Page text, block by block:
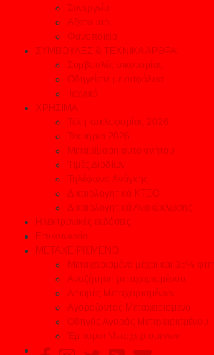
Συνεργεία
Αξεσουάρ
Φανοποιεία
ΣΥΜΒΟΥΛΕΣ & ΤΕΧΝΙΚΑ ΑΡΘΡΑ
Συμβουλές οικονομίας
Οδηγείστε με ασφάλεια
Τεχνικά
ΧΡΗΣΙΜΑ
Τέλη κυκλοφορίας 2026
Τεκμήρια 2026
Μεταβίβαση αυτοκινήτου
Τιμές Διοδίων
Τηλέφωνα Ανάγκης
Δικαιολογητικά ΚΤΕΟ
Δικαιολογητικά Ανακύκλωσης
Ηλεκτρονικές εκδόσεις
Επικοινωνία
ΜΕΤΑΧΕΙΡΙΣΜΕΝΟ
Μεταχειρισμένα μέχρι και 35%
Αναζήτηση μεταχειρισμένου
Δοκιμές Μεταχειρισμένων
Αγοράζοντας Μεταχειρισμένο
Οδηγός Αγοράς Μεταχειρισμένου
Έμποροι Μεταχειρισμένων